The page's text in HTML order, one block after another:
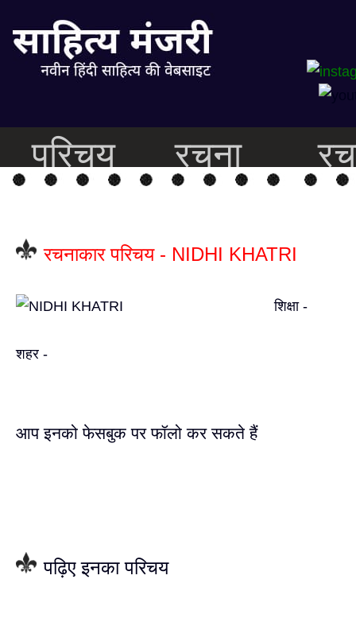
परिचय रचना
रचनाकार परिचय - NIDHI KHATRI
शिक्षा -
शहर -
आप इनको फेसबुक पर फॉलो कर सकते हैं
पढ़िए इनका परिचय